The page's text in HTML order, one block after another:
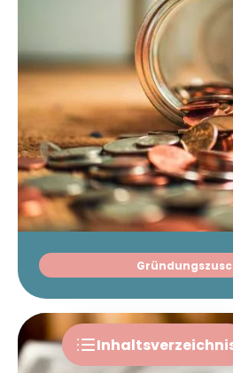
Erfolgsfaktor für das
Restaurant eröffnen: Was ist Ihr
Business- und Finanzplan
Finanzierung Ihres Restaurants
Rechtsform und
Personal & Marketing
Versicherung, Buchhaltung &
Offene Fragen
Unser Fazitfrage[at]fuer-